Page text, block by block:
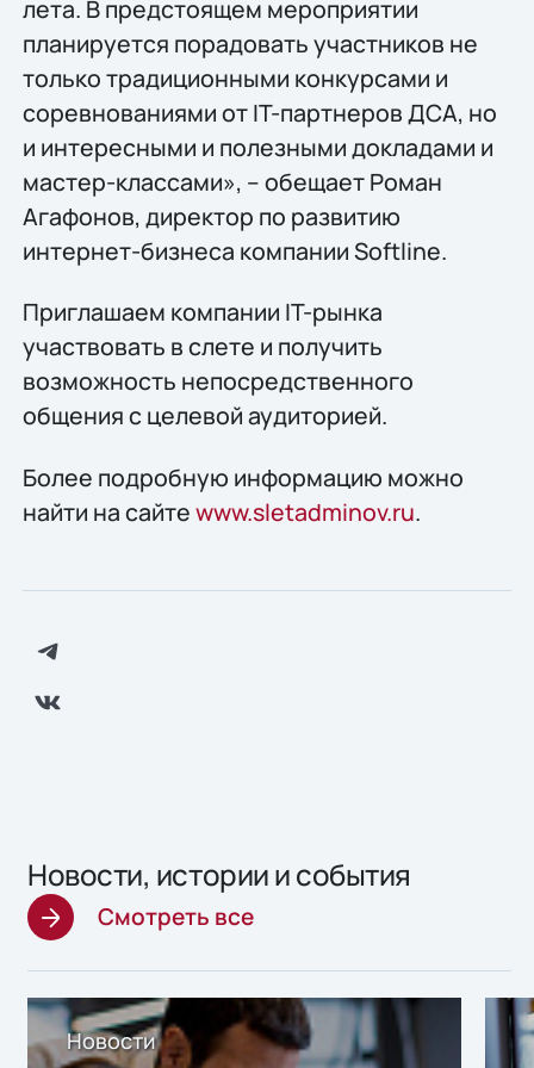
лета. В предстоящем мероприятии
планируется порадовать участников не
только традиционными конкурсами и
соревнованиями от IT-партнеров ДСА, но
и интересными и полезными докладами и
мастер-классами», – обещает Роман
Агафонов, директор по развитию
интернет-бизнеса компании Softline.
Приглашаем компании IT-рынка
участвовать в слете и получить
возможность непосредственного
общения с целевой аудиторией.
Более подробную информацию можно
найти на сайтеwww.sletadminov.ru.
Новости, истории и события
Смотреть все
Новости